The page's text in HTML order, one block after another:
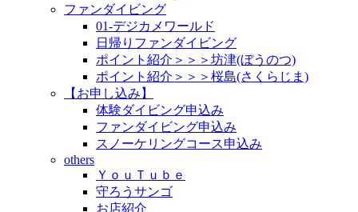
ファンダイビング
01-デジカメワールド
日帰りファンダイビング
ポイント紹介＞＞＞坊津(ぼうのつ)
ポイント紹介＞＞＞桜島(さくらじま)
【お申し込み】
体験ダイビング申込み
ファンダイビング申込み
スノーケリングコース申込み
others
ＹｏｕＴｕｂｅ
守ろうサンゴ
お店紹介